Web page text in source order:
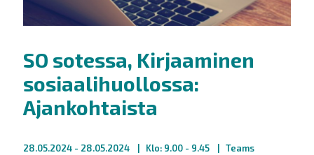
SO sotessa, Kirjaaminen
sosiaalihuollossa:
Ajankohtaista
28.05.2024 - 28.05.2024 Klo: 9.00 - 9.45 Teams